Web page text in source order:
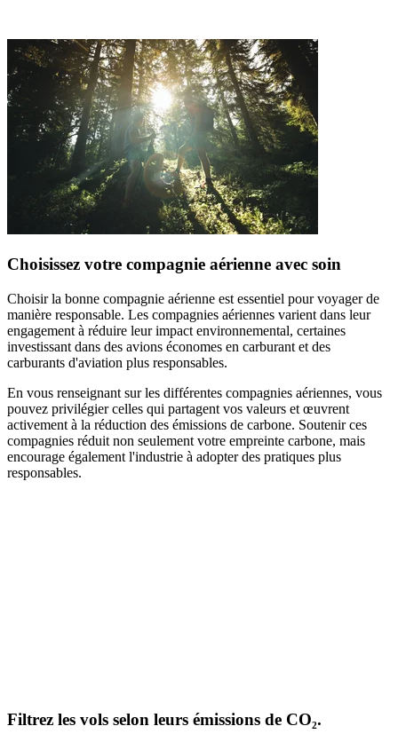
Choisissez votre compagnie aérienne avec soin
Choisir la bonne compagnie aérienne est essentiel pour voyager de
manière responsable. Les compagnies aériennes varient dans leur
engagement à réduire leur impact environnemental, certaines
investissant dans des avions économes en carburant et des
carburants d'aviation plus responsables.
En vous renseignant sur les différentes compagnies aériennes, vous
pouvez privilégier celles qui partagent vos valeurs et œuvrent
activement à la réduction des émissions de carbone. Soutenir ces
compagnies réduit non seulement votre empreinte carbone, mais
encourage également l'industrie à adopter des pratiques plus
responsables.
Filtrez les vols selon leurs émissions de CO₂.